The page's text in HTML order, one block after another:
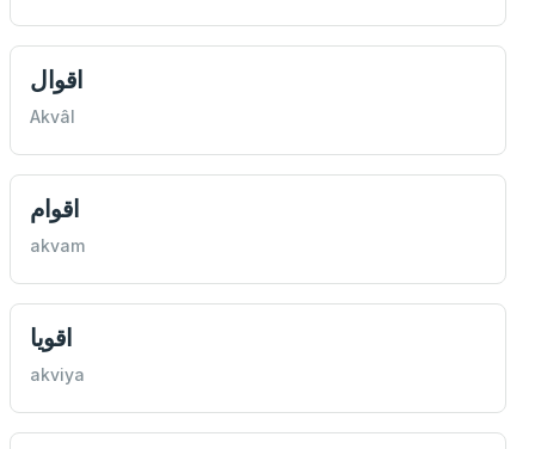
اقوال
Akvâl
اقوام
akvam
اقويا
akviya